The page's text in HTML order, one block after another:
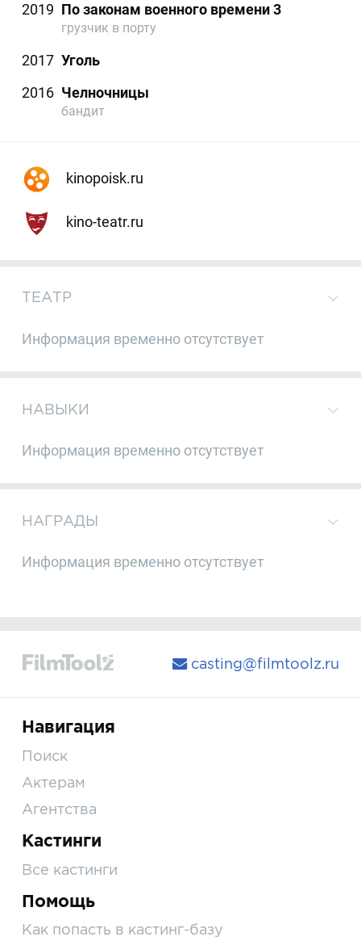
2019 По законам военного времени 3
грузчик в порту
2017 Уголь
2016 Челночницы
бандит
kinopoisk.ru
kino-teatr.ru
ТЕАТР
Информация временно отсутствует
НАВЫКИ
Информация временно отсутствует
НАГРАДЫ
Информация временно отсутствует
casting@filmtoolz.ru
Навигация
Поиск
Актерам
Агентства
Кастинги
Все кастинги
Помощь
Как попасть в кастинг-базу